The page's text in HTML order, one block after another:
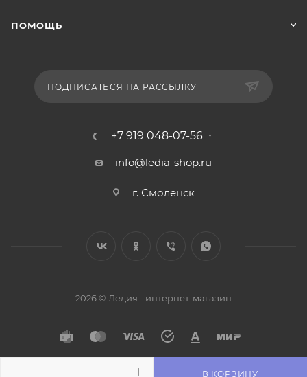
В КОРЗИНУ
ПОМОЩЬ
ПОДПИСАТЬСЯ НА РАССЫЛКУ
+7 919 048-07-56
info@ledia-shop.ru
г. Смоленск
2026 © Ледия - интернет-магазин